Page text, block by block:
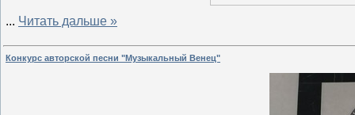
... Читать дальше »
Конкурс авторской песни "Музыкальный Венец"